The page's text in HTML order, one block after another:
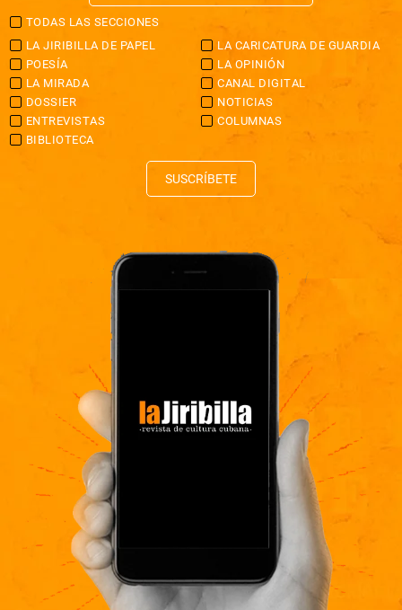
TODAS LAS SECCIONES
LA JIRIBILLA DE PAPEL
LA CARICATURA DE GUARDIA
POESÍA
LA OPINIÓN
LA MIRADA
CANAL DIGITAL
DOSSIER
NOTICIAS
ENTREVISTAS
COLUMNAS
BIBLIOTECA
SUSCRÍBETE